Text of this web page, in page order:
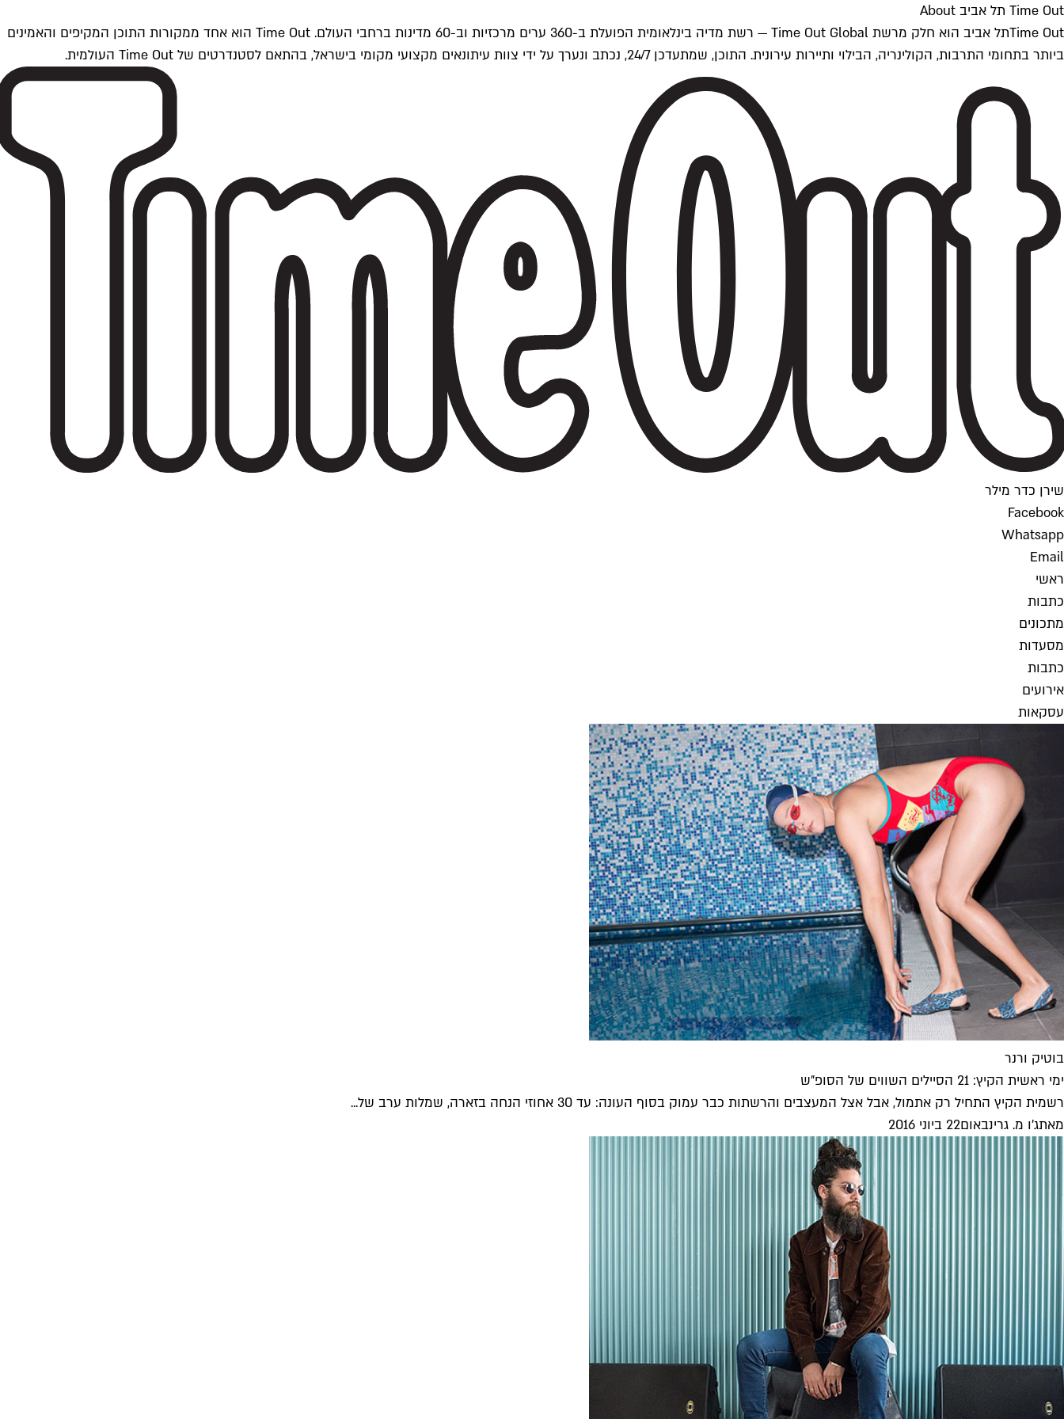
Time Out תל אביב About
Time Outתל אביב הוא חלק מרשת Time Out Global — רשת מדיה בינלאומית הפועלת ב-360 ערים מרכזיות וב-60 מדינות ברחבי העולם. Time Out הוא אחד ממקורות התוכן המקיפים והאמינים
ביותר בתחומי התרבות, הקולינריה, הבילוי ותיירות עירונית. התוכן, שמתעדכן 24/7, נכתב ונערך על ידי צוות עיתונאים מקצועי מקומי בישראל, בהתאם לסטנדרטים של Time Out העולמית.
שירן כדר מילר
Facebook
Whatsapp
Email
ראשי
כתבות
מתכונים
מסעדות
כתבות
אירועים
עסקאות
בוטיק ורנר
ימי ראשית הקיץ: 21 הסיילים השווים של הסופ"ש
רשמית הקיץ התחיל רק אתמול, אבל אצל המעצבים והרשתות כבר עמוק בסוף העונה: עד 30 אחוזי הנחה בזארה, שמלות ערב של...
מאתג'ו מ. גרינבאום22 ביוני 2016